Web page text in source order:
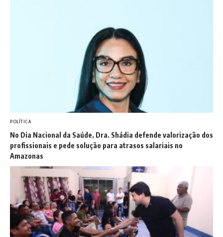
POLÍTICA
No Dia Nacional da Saúde, Dra. Shádia defende valorização dos
profissionais e pede solução para atrasos salariais no
Amazonas